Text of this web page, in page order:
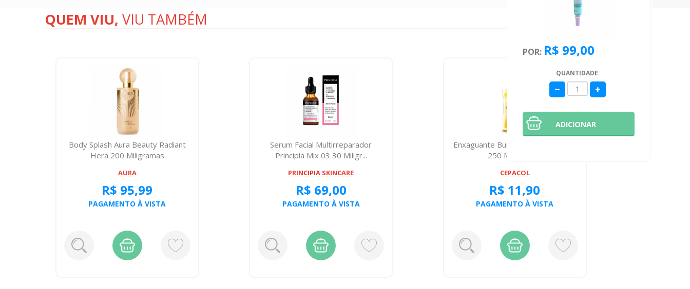
POR: R$ 99,00
QUANTIDADE
ADICIONAR
QUEM VIU, VIU TAMBÉM
Body Splash Aura Beauty Radiant
Hera 200 Miligramas
AURA
R$ 95,99
PAGAMENTO À VISTA
Serum Facial Multirreparador
Principia Mix 03 30 Miligr...
PRINCIPIA SKINCARE
R$ 69,00
PAGAMENTO À VISTA
Enxaguante Bucal Cepacol Sol Trad
250 Miligramas
CEPACOL
R$ 11,90
PAGAMENTO À VISTA